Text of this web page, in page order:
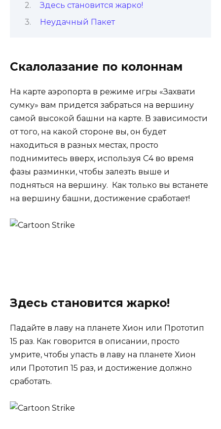
Здесь становится жарко!
Неудачный Пакет
Скалолазание по колоннам
На карте аэропорта в режиме игры «Захвати
сумку» вам придется забраться на вершину
самой высокой башни на карте. В зависимости
от того, на какой стороне вы, он будет
находиться в разных местах, просто
поднимитесь вверх, используя C4 во время
фазы разминки, чтобы залезть выше и
подняться на вершину. Как только вы встанете
на вершину башни, достижение сработает!
Здесь становится жарко!
Падайте в лаву на планете Хион или Прототип
15 раз. Как говорится в описании, просто
умрите, чтобы упасть в лаву на планете Хион
или Прототип 15 раз, и достижение должно
сработать.